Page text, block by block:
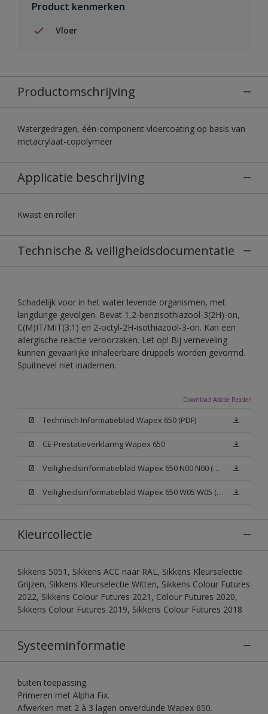
Product kenmerken
Vloer
Productomschrijving
Watergedragen, één-component vloercoating op basis van
metacrylaat-copolymeer
Applicatie beschrijving
Kwast en roller
Technische & veiligheidsdocumentatie
Schadelijk voor in het water levende organismen, met
langdurige gevolgen. Bevat 1,2-benzisothiazool-3(2H)-on,
C(M)IT/MIT(3:1) en 2-octyl-2H-isothiazool-3-on. Kan een
allergische reactie veroorzaken. Let op! Bij verneveling
kunnen gevaarlijke inhaleerbare druppels worden gevormd.
Spuitnevel niet inademen.
Download Adobe Reader
Technisch Informatieblad Wapex 650 (PDF)
CE-Prestatieverklaring Wapex 650
Veiligheidsinformatieblad Wapex 650 N00 N00 (MSDS)
Veiligheidsinformatieblad Wapex 650 W05 W05 (MSDS)
Kleurcollectie
Sikkens 5051, Sikkens ACC naar RAL, Sikkens Kleurselectie
Grijzen, Sikkens Kleurselectie Witten, Sikkens Colour Futures
2022, Sikkens Colour Futures 2021, Colour Futures 2020,
Sikkens Colour Futures 2019, Sikkens Colour Futures 2018
Systeeminformatie
buiten toepassing.
Primeren met Alpha Fix.
Afwerken met 2 à 3 lagen onverdunde Wapex 650.